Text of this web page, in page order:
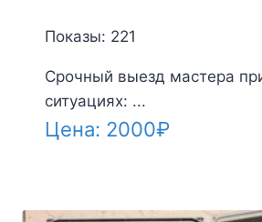
Показы: 221
Срочный выезд мастера
ситуациях: ...
Цена: 2000₽